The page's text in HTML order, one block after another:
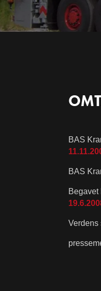
BAS
BAS
Begavet
Verdens